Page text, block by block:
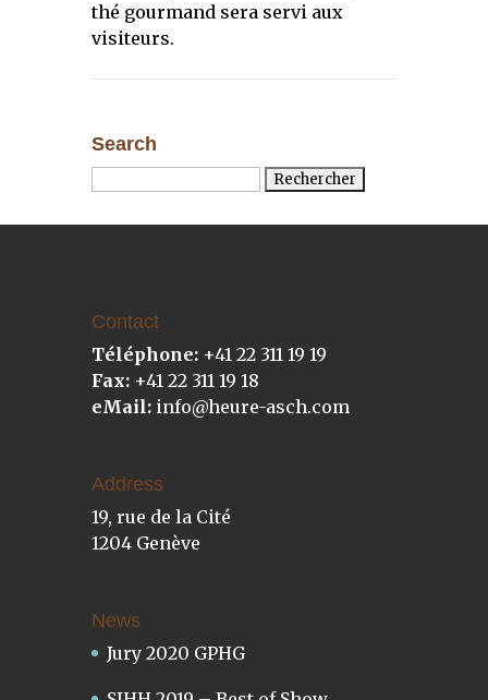
thé gourmand sera servi aux
visiteurs.
Search
Contact
Téléphone: +41 22 311 19 19
Fax: +41 22 311 19 18
eMail: info@heure-asch.com
Address
19, rue de la Cité
1204 Genève
News
Jury 2020 GPHG